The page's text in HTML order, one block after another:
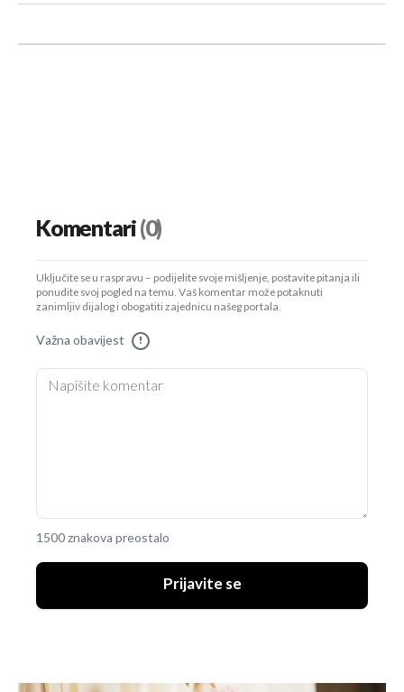
Komentari(0)
Uključite se u raspravu – podijelite svoje mišljenje, postavite pitanja ili
ponudite svoj pogled na temu. Vaš komentar može potaknuti
zanimljiv dijalog i obogatiti zajednicu našeg portala.
Važna obavijest !
1500 znakova preostalo
Prijavite se